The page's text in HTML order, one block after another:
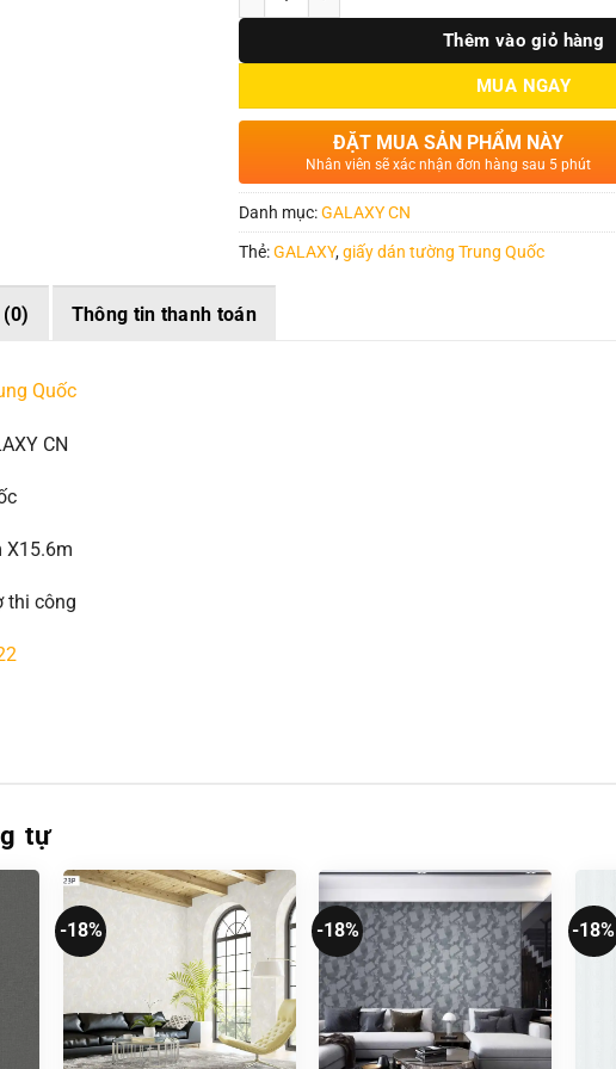
Thêm vào giỏ hàng
MUA NGAY
ĐẶT MUA SẢN PHẨM NÀY
Nhân viên sẽ xác nhận đơn hàng sau 5 phút
Danh mục:GALAXY CN
Thẻ:GALAXY,giấy dán tường Trung Quốc
Thông tin thanh toán
Quốc
CN
X15.6m
thi công
tự
-18% -18% -18%